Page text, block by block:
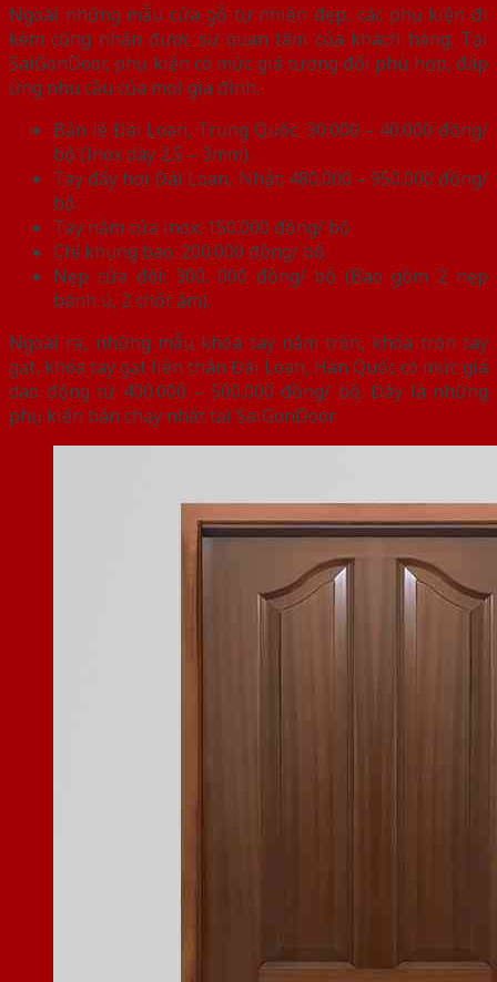
Ngoài những mẫu cửa gỗ tự nhiên đẹp, các phụ kiện đi
kèm cũng nhận được sự quan tâm của khách hàng. Tại
SaiGonDoor, phụ kiện có mức giá tương đối phù hợp, đáp
ứng nhu cầu của mọi gia đình.
Bản lề Đài Loan, Trung Quốc: 30.000 – 40.000 đồng/
bộ (Inox dày 2.5 – 3mm).
Tay đẩy hơi Đài Loan, Nhật: 480.000 – 950.000 đồng/
bộ
Tay nắm cửa inox: 150.000 đồng/ bộ
Chỉ khung bao: 200.000 đồng/ bộ
Nẹp cửa đôi: 300. 000 đồng/ bộ (Bao gồm 2 nẹp
bánh ú, 2 chốt âm).
Ngoài ra, những mẫu khóa tay nắm tròn, khóa tròn tay
gạt, khóa tay gạt liền thân Đài Loan, Hàn Quốc có mức giá
dao động từ 400.000 – 500.000 đồng/ bộ. Đây là những
phụ kiến bán chạy nhất tại SaiGonDoor.